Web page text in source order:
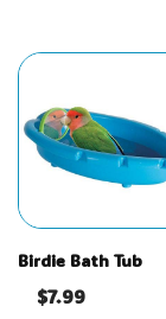
Birdie Bath Tub
$7.99